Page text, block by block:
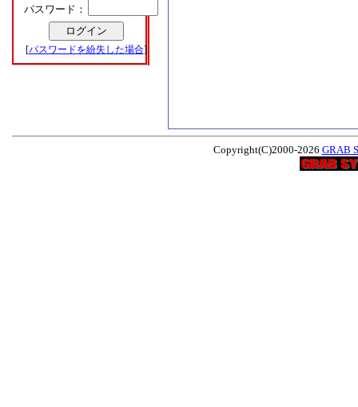
パスワード：
[パスワードを紛失した場合]
Copyright(C)2000-2026 GRAB